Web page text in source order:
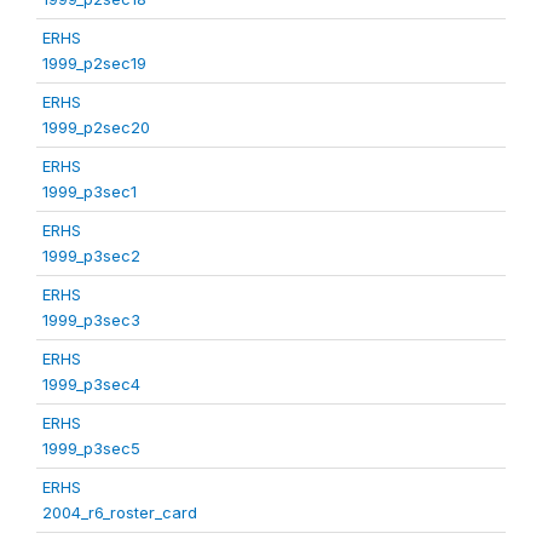
ERHS
1999_p2sec19
ERHS
1999_p2sec20
ERHS
1999_p3sec1
ERHS
1999_p3sec2
ERHS
1999_p3sec3
ERHS
1999_p3sec4
ERHS
1999_p3sec5
ERHS
2004_r6_roster_card